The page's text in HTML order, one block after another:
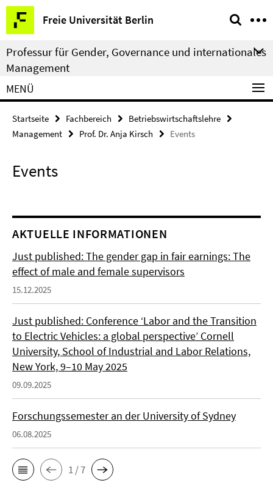
Springe
direkt
zu
Inhalt
Freie Universität Berlin
Service-
Navigation
Professur für Gender, Governance und internationales
Management
MENÜ
Startseite Fachbereich
Betriebswirtschaftslehre
Management
Prof. Dr. Anja Kirsch Events
Events
AKTUELLE INFORMATIONEN
Just published: The gender gap in fair earnings: The
effect of male and female supervisors
15.12.2025
Just published: Conference ‘Labor and the Transition
to Electric Vehicles: a global perspective’ Cornell
University, School of Industrial and Labor Relations,
New York, 9–10 May 2025
09.09.2025
Forschungssemester an der University of Sydney
06.08.2025
1 / 7